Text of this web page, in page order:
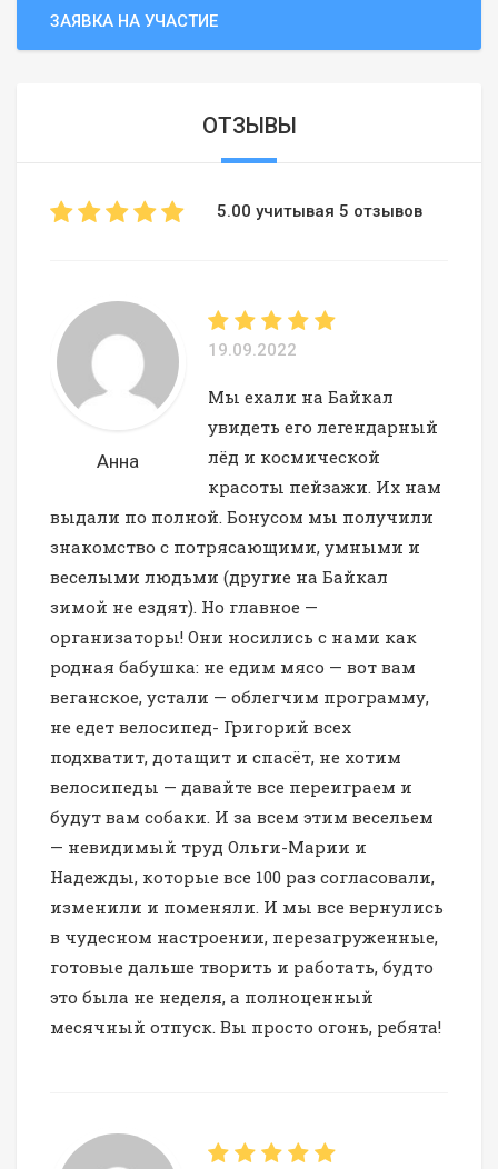
ЗАЯВКА НА УЧАСТИЕ
ОТЗЫВЫ
5.00 учитывая 5 отзывов
Анна
19.09.2022
Мы ехали на Байкал
увидеть его легендарный
лёд и космической
красоты пейзажи. Их нам
выдали по полной. Бонусом мы получили
знакомство с потрясающими, умными и
веселыми людьми (другие на Байкал
зимой не ездят). Но главное —
организаторы! Они носились с нами как
родная бабушка: не едим мясо — вот вам
веганское, устали — облегчим программу,
не едет велосипед- Григорий всех
подхватит, дотащит и спасёт, не хотим
велосипеды — давайте все переиграем и
будут вам собаки. И за всем этим весельем
— невидимый труд Ольги-Марии и
Надежды, которые все 100 раз согласовали,
изменили и поменяли. И мы все вернулись
в чудесном настроении, перезагруженные,
готовые дальше творить и работать, будто
это была не неделя, а полноценный
месячный отпуск. Вы просто огонь, ребята!